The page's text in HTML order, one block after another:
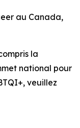
au Canada,
la
national pour
veuillez